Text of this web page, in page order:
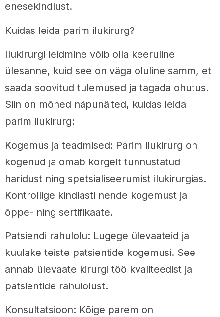
enesekindlust.
Kuidas leida parim ilukirurg?
Ilukirurgi leidmine võib olla keeruline
ülesanne, kuid see on väga oluline samm, et
saada soovitud tulemused ja tagada ohutus.
Siin on mõned näpunäited, kuidas leida
parim ilukirurg:
Kogemus ja teadmised: Parim ilukirurg on
kogenud ja omab kõrgelt tunnustatud
haridust ning spetsialiseerumist ilukirurgias.
Kontrollige kindlasti nende kogemust ja
õppe- ning sertifikaate.
Patsiendi rahulolu: Lugege ülevaateid ja
kuulake teiste patsientide kogemusi. See
annab ülevaate kirurgi töö kvaliteedist ja
patsientide rahulolust.
Konsultatsioon: Kõige parem on